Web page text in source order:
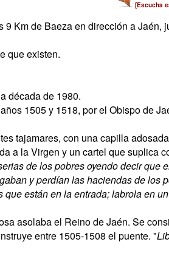
[Escucha
9 Km de Baeza en dirección a
que existen.
década de 1980.
1505 y 1518, por el Obispo de
tajamares, con una capilla
a la Virgen y un cartel que suplica
de los pobres oyendo decir
y perdían las haciendas de
están en la entrada; labrola en
asolaba el Reino de Jaén. Se
entre 1505-1508 el puente. "